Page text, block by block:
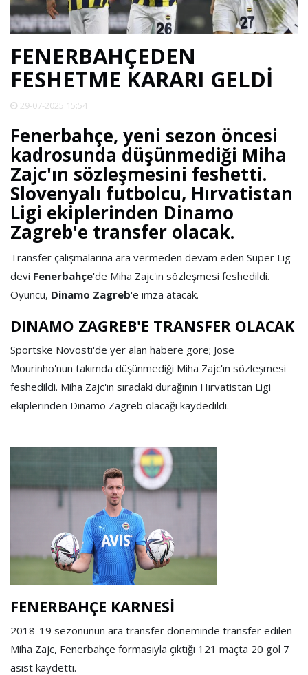
SPOR
DÜNYA
VİDEO
GALERİ
YAZARLAR
RESMİ
REKLAMLAR
FENERBAHÇEDEN
FESHETME KARARI GELDİ
29-07-2025 15:54
Fenerbahçe, yeni sezon öncesi
kadrosunda düşünmediği Miha
Zajc'ın sözleşmesini feshetti.
Slovenyalı futbolcu, Hırvatistan
Ligi ekiplerinden Dinamo
Zagreb'e transfer olacak.
Transfer çalışmalarına ara vermeden devam eden Süper Lig
devi Fenerbahçe'de Miha Zajc'ın sözleşmesi feshedildi.
Oyuncu, Dinamo Zagreb'e imza atacak.
DINAMO ZAGREB'E TRANSFER OLACAK
Sportske Novosti'de yer alan habere göre; Jose
Mourinho'nun takımda düşünmediği Miha Zajc'ın sözleşmesi
feshedildi. Miha Zajc'ın sıradaki durağının Hırvatistan Ligi
ekiplerinden Dinamo Zagreb olacağı kaydedildi.
FENERBAHÇE KARNESİ
2018-19 sezonunun ara transfer döneminde transfer edilen
Miha Zajc, Fenerbahçe formasıyla çıktığı 121 maçta 20 gol 7
asist kaydetti.